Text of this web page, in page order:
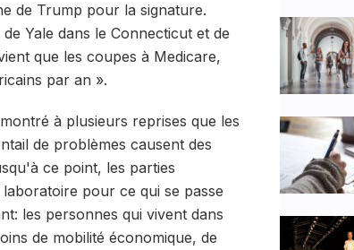
de Trump pour la signature.
Yale dans le Connecticut et de
que les coupes à Medicare,
par an ».
à plusieurs reprises que les
de problèmes causent des
ce point, les parties
pour ce qui se passe
les personnes qui vivent dans
de mobilité économique, de